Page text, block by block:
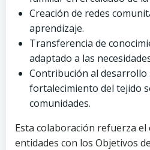
Creación de redes
aprendizaje.
Transferencia de
adaptado a las
Contribución al desarrollo
fortalecimiento del tejido
comunidades.
Esta colaboración refuerza
entidades con los Objetivos